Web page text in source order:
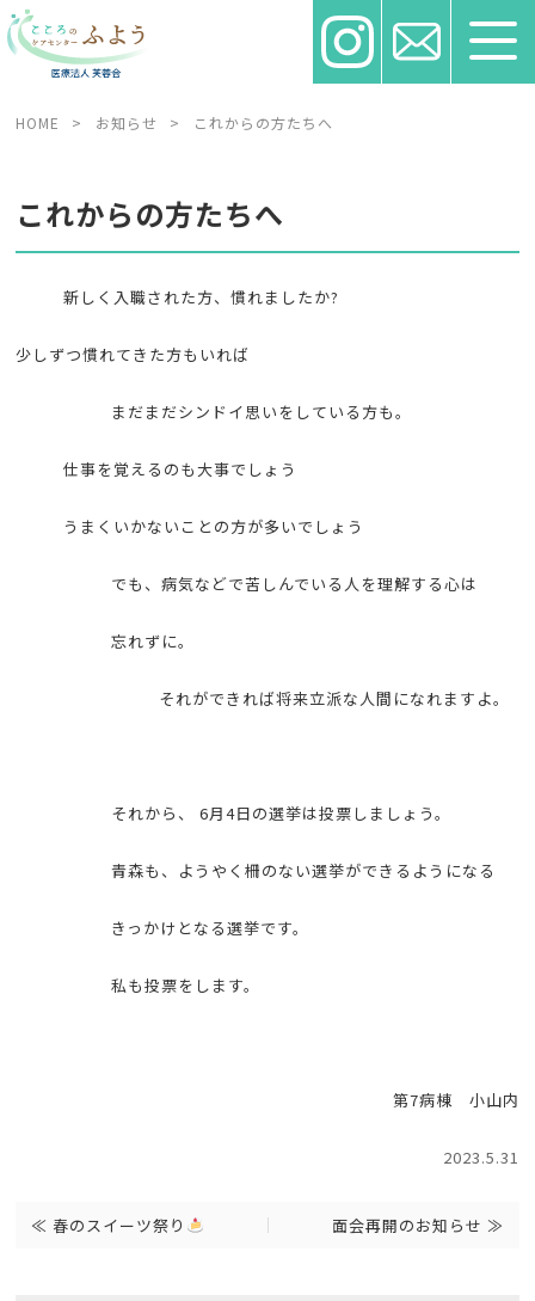
HOME > お知らせ > これからの方たちへ
これからの方たちへ
新しく入職された方、慣れましたか?
少しずつ慣れてきた方もいれば
まだまだシンドイ思いをしている方も。
仕事を覚えるのも大事でしょう
うまくいかないことの方が多いでしょう
でも、病気などで苦しんでいる人を理解する心は
忘れずに。
それができれば将来立派な人間になれますよ。
それから、 6月4日の選挙は投票しましょう。
青森も、ようやく柵のない選挙ができるようになる
きっかけとなる選挙です。
私も投票をします。
第7病棟 小山内
2023.5.31
≪ 春のスイーツ祭り 面会再開のお知らせ ≫